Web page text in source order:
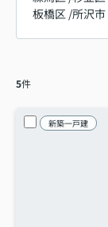
板橋区 /所沢市
5件
新築一戸建